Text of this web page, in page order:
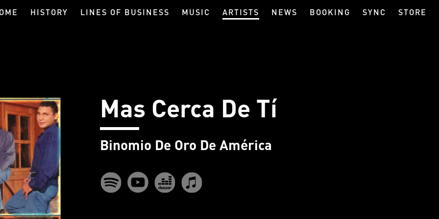
HISTORY LINES OF BUSINESS MUSIC ARTISTS NEWS BOOKING SYNC STORE
Mas Cerca De Tí
Binomio De Oro De América